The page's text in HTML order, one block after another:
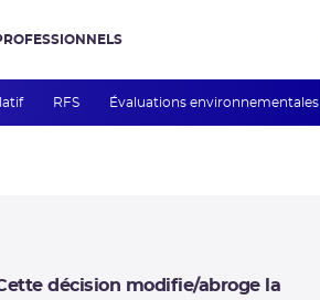
RFS Évaluations environnementales
décision modifie/abroge la